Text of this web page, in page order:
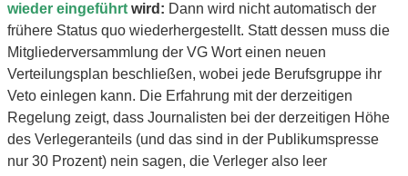
wieder eingeführt wird: Dann wird nicht automatisch der
frühere Status quo wiederhergestellt. Statt dessen muss die
Mitgliederversammlung der VG Wort einen neuen
Verteilungsplan beschließen, wobei jede Berufsgruppe ihr
Veto einlegen kann. Die Erfahrung mit der derzeitigen
Regelung zeigt, dass Journalisten bei der derzeitigen Höhe
des Verlegeranteils (und das sind in der Publikumspresse
nur 30 Prozent) nein sagen, die Verleger also leer